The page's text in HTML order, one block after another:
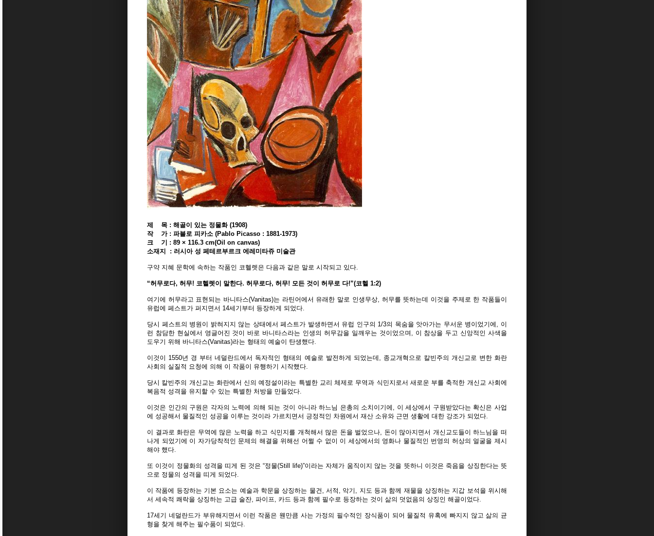
제 목 : 해골이 있는 정물화 (1908)
작 가 : 파블로 피카소 (Pablo Picasso : 1881-1973)
크 기 : 89 × 116.3 cm(Oil on canvas)
소재지 : 러시아 성 페테르부르크 에레미타쥬 미술관
구약 지혜 문학에 속하는 작품인 코헬렛은 다음과 같은 말로 시작되고 있다.
“허무로다, 허무! 코헬렛이 말한다. 허무로다, 허무! 모든 것이 허무로 다!”(코헬 1:2)
여기에 허무라고 표현되는 바니타스(Vanitas)는 라틴어에서 유래한 말로 인생무상, 허무를 뜻하는데 이것을 주제로 한 작품들이
유럽에 페스트가 퍼지면서 14세기부터 등장하게 되었다.
당시 페스트의 병원이 밝혀지지 않는 상태에서 페스트가 발생하면서 유럽 인구의 1/3의 목숨을 앗아가는 무서운 병이었기에, 이
런 참담한 현실에서 영글어진 것이 바로 바니타스라는 인생의 허무감을 일깨우는 것이었으며, 이 참상을 두고 신앙적인 사색을
도우기 위해 바니타스(Vanitas)라는 형태의 예술이 탄생했다.
이것이 1550년 경 부터 네덜란드에서 독자적인 형태의 예술로 발전하게 되었는데, 종교개혁으로 칼빈주의 개신교로 변한 화란
사회의 실질적 요청에 의해 이 작품이 유행하기 시작했다.
당시 칼빈주의 개신교는 화란에서 신의 예정설이라는 특별한 교리 체제로 무역과 식민지로서 새로운 부를 축적한 개신교 사회에
복음적 성격을 유지할 수 있는 특별한 처방을 만들었다.
이것은 인간의 구원은 각자의 노력에 의해 되는 것이 아니라 하느님 은총의 소치이기에, 이 세상에서 구원받았다는 확신은 사업
에 성공해서 물질적인 성공을 이루는 것이라 가르치면서 긍정적인 차원에서 재산 소유와 근면 생활에 대한 강조가 되었다.
이 결과로 화란은 무역에 많은 노력을 하고 식민지를 개척해서 많은 돈을 벌었으나, 돈이 많아지면서 개신교도들이 하느님을 떠
나게 되었기에 이 자가당착적인 문제의 해결을 위해선 어쩔 수 없이 이 세상에서의 영화나 물질적인 번영의 허상의 얼굴을 제시
해야 했다.
또 이것이 정물화의 성격을 띠게 된 것은 “정물(Still life)”이라는 자체가 움직이지 않는 것을 뜻하니 이것은 죽음을 상징한다는 뜻
으로 정물의 성격을 띠게 되었다.
이 작품에 등장하는 기본 요소는 예술과 학문을 상징하는 물건, 서적, 악기, 지도 등과 함께 재물을 상징하는 지갑 보석을 위시해
서 세속적 쾌락을 상징하는 고급 술잔, 파이프, 카드 등과 함께 필수로 등장하는 것이 삶의 덧없음의 상징인 해골이었다.
17세기 네덜란드가 부유해지면서 이런 작품은 웬만큼 사는 가정의 필수적인 장식품이 되어 물질적 유혹에 빠지지 않고 삶의 균
형을 찾게 해주는 필수품이 되었다.